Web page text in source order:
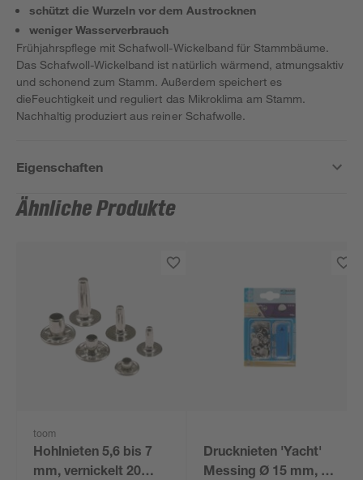
schützt die Wurzeln vor dem Austrocknen
weniger Wasserverbrauch
Frühjahrspflege mit Schafwoll-Wickelband für Stammbäume.
Das Schafwoll-Wickelband ist natürlich wärmend, atmungsaktiv
und schonend zum Stamm. Außerdem speichert es
dieFeuchtigkeit und reguliert das Mikroklima am Stamm.
Nachhaltig produziert aus reiner Schafwolle.
Eigenschaften
Ähnliche Produkte
toom
Hohlnieten 5,6 bis 7
mm, vernickelt 20
Drucknieten 'Yacht'
Messing Ø 15 mm, 10